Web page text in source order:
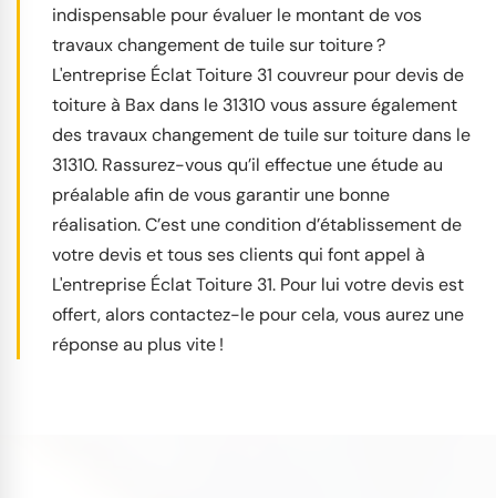
indispensable pour évaluer le montant de vos
travaux changement de tuile sur toiture ?
L'entreprise Éclat Toiture 31 couvreur pour devis de
toiture à Bax dans le 31310 vous assure également
des travaux changement de tuile sur toiture dans le
31310. Rassurez-vous qu’il effectue une étude au
préalable afin de vous garantir une bonne
réalisation. C’est une condition d’établissement de
votre devis et tous ses clients qui font appel à
L'entreprise Éclat Toiture 31. Pour lui votre devis est
offert, alors contactez-le pour cela, vous aurez une
réponse au plus vite !